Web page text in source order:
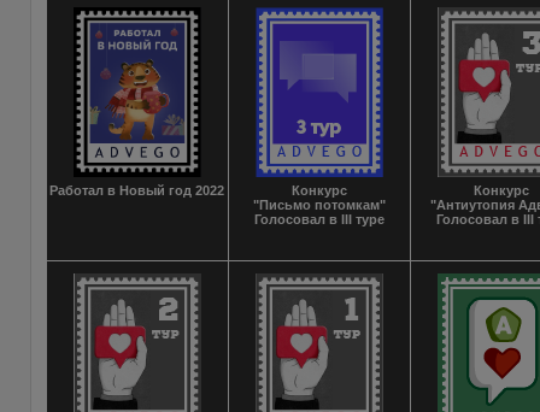
Работал в Новый год 2022
Конкурс
"Письмо потомкам"
Голосовал в III туре
Конкурс
"Антиутопия
Голосовал в III